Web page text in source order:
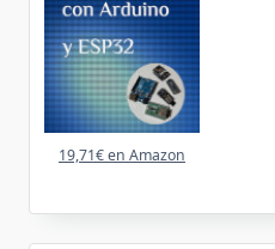
19,71€ en Amazon